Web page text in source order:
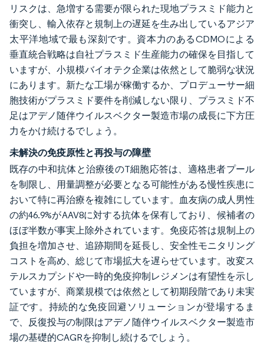
リスクは、急増する需要が限られた現地プラスミド能力と
衝突し、輸入依存と規制上の遅延を生み出しているアジア
太平洋地域で最も深刻です。資本力のあるCDMOによる
垂直統合戦略は自社プラスミド生産能力の確保を目指して
いますが、小規模バイオテク企業は依然として脆弱な状況
にあります。新たな工場が稼働するか、プロデューサー細
胞技術がプラスミド要件を削減しない限り、プラスミド不
足はアデノ随伴ウイルスベクター製造市場の成長に下方圧
力をかけ続けるでしょう。
未解決の免疫原性と再投与の障壁
既存の中和抗体と治療後のT細胞応答は、適格患者プール
を制限し、用量調整が必要となる可能性がある慢性疾患に
おいて特に再治療を複雑にしています。血友病の成人男性
の約46.9%がAAV8に対する抗体を保有しており、候補者の
ほぼ半数が事実上除外されています。免疫応答は規制上の
負担を増加させ、追跡期間を延長し、安全性モニタリング
コストを高め、総じて市場拡大を遅らせています。改変ス
テルスカプシドや一時的免疫抑制レジメンは有望性を示し
ていますが、商業規模では依然として初期段階であり未実
証です。持続的な免疫回避ソリューションが登場するま
で、反復投与の制限はアデノ随伴ウイルスベクター製造市
場の基礎的CAGRを抑制し続けるでしょう。